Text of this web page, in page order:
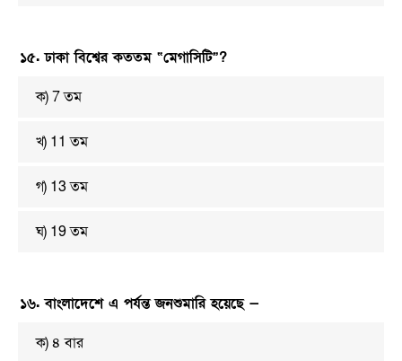
১৫. ঢাকা বিশ্বের কততম “মেগাসিটি”?
ক) 7 তম
খ) 11 তম
গ) 13 তম
ঘ) 19 তম
১৬. বাংলাদেশে এ পর্যন্ত জনশুমারি হয়েছে —
ক) ৪ বার